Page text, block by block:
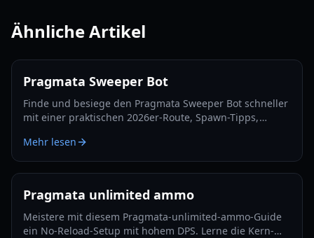
Ähnliche Artikel
Pragmata Sweeper Bot
Finde und besiege den Pragmata Sweeper Bot schneller
mit einer praktischen 2026er-Route, Spawn-Tipps,
Mehr lesen
Pragmata unlimited ammo
Meistere mit diesem Pragmata-unlimited-ammo-Guide
ein No-Reload-Setup mit hohem DPS. Lerne die Kern-